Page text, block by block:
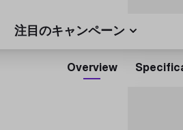
注目のキャンペーン
Overview